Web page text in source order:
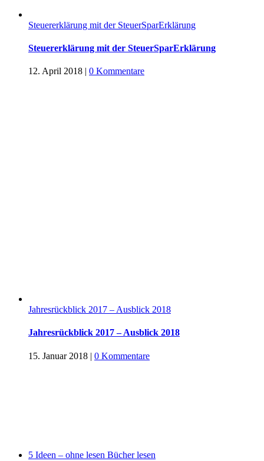
Steuererklärung mit der SteuerSparErklärung
Steuererklärung mit der SteuerSparErklärung
12. April 2018 | 0 Kommentare
Jahresrückblick 2017 – Ausblick 2018
Jahresrückblick 2017 – Ausblick 2018
15. Januar 2018 | 0 Kommentare
5 Ideen – ohne lesen Bücher lesen